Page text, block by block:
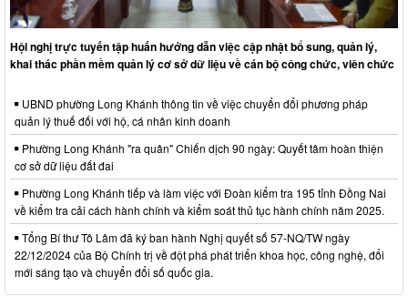
Hội nghị trực tuyến tập huấn hướng dẫn việc cập nhật bổ sung, quản lý,
khai thác phần mềm quản lý cơ sở dữ liệu về cán bộ công chức, viên chức
UBND phường Long Khánh thông tin về việc chuyển đổi phương pháp
quản lý thuế đối với hộ, cá nhân kinh doanh
Phường Long Khánh "ra quân" Chiến dịch 90 ngày: Quyết tâm hoàn thiện
cơ sở dữ liệu đất đai
Phường Long Khánh tiếp và làm việc với Đoàn kiểm tra 195 tỉnh Đồng Nai
về kiểm tra cải cách hành chính và kiểm soát thủ tục hành chính năm 2025.
Tổng Bí thư Tô Lâm đã ký ban hành Nghị quyết số 57-NQ/TW ngày
22/12/2024 của Bộ Chính trị về đột phá phát triển khoa học, công nghệ, đổi
mới sáng tạo và chuyển đổi số quốc gia.